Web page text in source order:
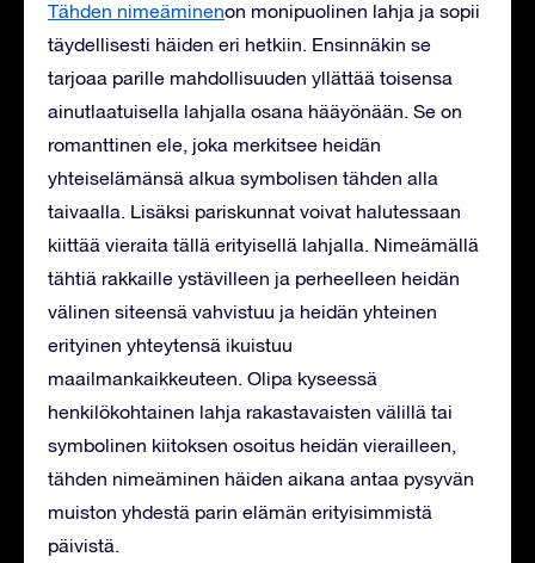
Tähden nimeäminenon monipuolinen lahja ja sopii
täydellisesti häiden eri hetkiin. Ensinnäkin se
tarjoaa parille mahdollisuuden yllättää toisensa
ainutlaatuisella lahjalla osana hääyönään. Se on
romanttinen ele, joka merkitsee heidän
yhteiselämänsä alkua symbolisen tähden alla
taivaalla. Lisäksi pariskunnat voivat halutessaan
kiittää vieraita tällä erityisellä lahjalla. Nimeämällä
tähtiä rakkaille ystävilleen ja perheelleen heidän
välinen siteensä vahvistuu ja heidän yhteinen
erityinen yhteytensä ikuistuu
maailmankaikkeuteen. Olipa kyseessä
henkilökohtainen lahja rakastavaisten välillä tai
symbolinen kiitoksen osoitus heidän vierailleen,
tähden nimeäminen häiden aikana antaa pysyvän
muiston yhdestä parin elämän erityisimmistä
päivistä.